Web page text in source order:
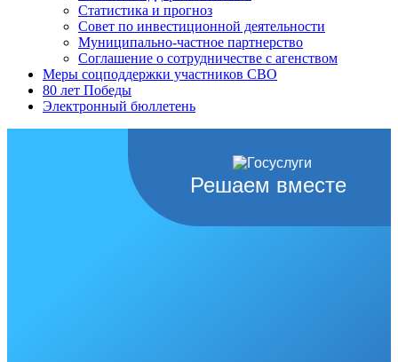
Статистика и прогноз
Совет по инвестиционной деятельности
Муниципально-частное партнерство
Соглашение о сотрудничестве с агенством
Меры соцподдержки участников СВО
80 лет Победы
Электронный бюллетень
Решаем вместе